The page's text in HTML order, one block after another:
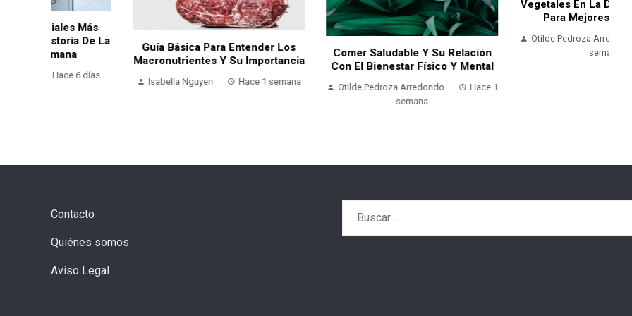
Guía Básica Para Entender Los
Macronutrientes Y Su Importancia
Isabella Nguyen Hace 1 semana
Comer Saludable Y Su Relación
Con El Bienestar Físico Y Mental
Otilde Pedroza Arredondo
Hace 1
Vegetales En La Dieta Flexitariana
Para Mejores Resultados
Otilde Pedroza Arredondo
Hace 1
Contacto
Quiénes somos
Aviso Legal